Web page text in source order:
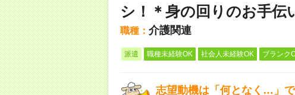
シ！＊身の回りのお手伝
職種： 介護関連
派遣 職種未経験OK 社会人未経験OK ブランク
志望動機は「何となく…」